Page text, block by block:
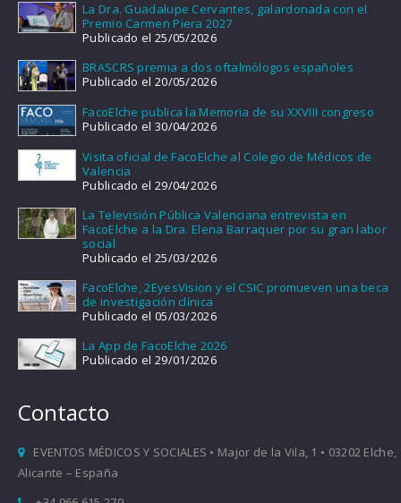
La Dra. Guadalupe Cervantes, galardonada con el
Premio Carmen Piera 2027
Publicado el 25/05/2026
BRASCRS premia a dos oftalmólogos españoles
Publicado el 20/05/2026
FacoElche publica la Memoria de su XXVIII congreso
Publicado el 30/04/2026
Visita oficial de FacoElche al Colegio de Médicos de
Valencia
Publicado el 29/04/2026
La Televisión Pública Valenciana entrevista en
FacoElche a la Dra. Elena Barraquer por su gran labor
social
Publicado el 25/03/2026
FacoElche, 2EyesVision y el CSIC promueven una beca
de investigación clínica
Publicado el 05/03/2026
La App de FacoElche 2026
Publicado el 29/01/2026
Contacto
EVENTOS MÉDICOS Y SOCIALES • Major de la Vila, 1 • 03202 Elche,
Alicante – España